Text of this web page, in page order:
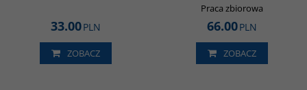
33.00PLN
ZOBACZ
Praca zbiorowa
66.00PLN
ZOBACZ